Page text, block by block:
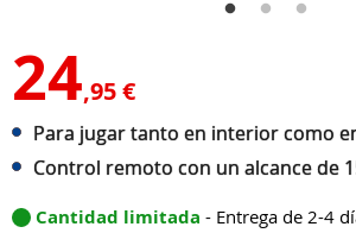
24,95 €
Para jugar tanto en interior como
Control remoto con un alcance de
Cantidad limitada - Entrega de 2-4